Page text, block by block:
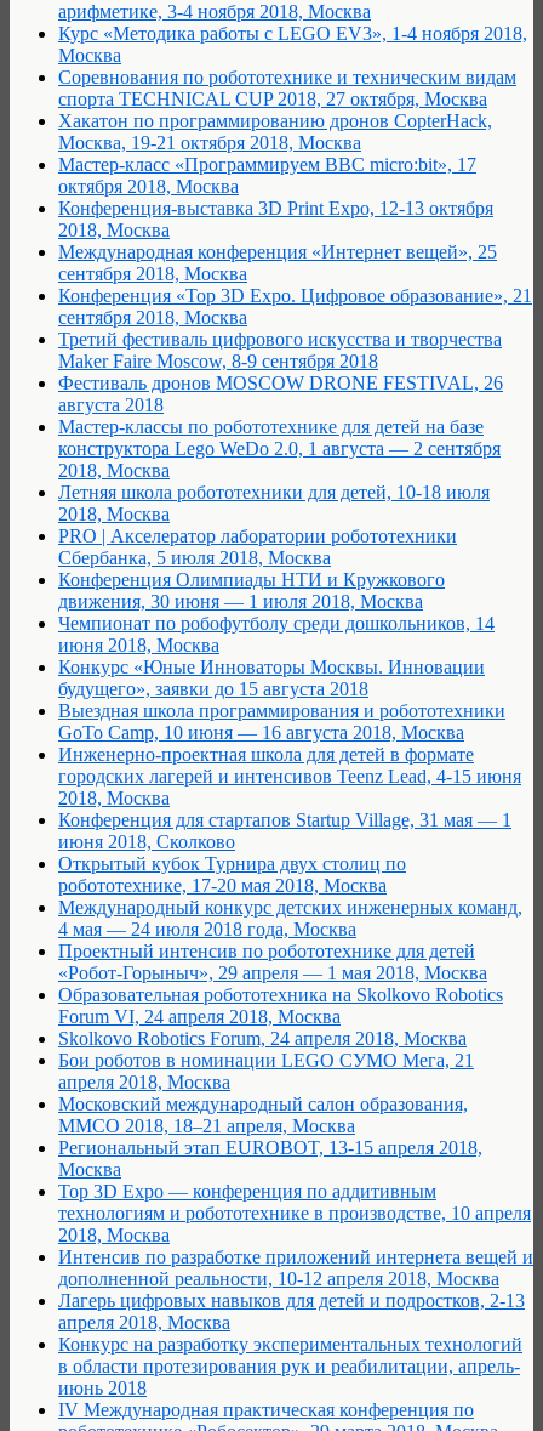
арифметике, 3-4 ноября 2018, Москва
Курс «Методика работы с LEGO EV3», 1-4 ноября 2018,
Москва
Соревнования по робототехнике и техническим видам
спорта TECHNICAL CUP 2018, 27 октября, Москва
Хакатон по программированию дронов CopterHack,
Москва, 19-21 октября 2018, Москва
Мастер-класс «Программируем BBC micro:bit», 17
октября 2018, Москва
Конференция-выставка 3D Print Expo, 12-13 октября
2018, Москва
Международная конференция «Интернет вещей», 25
сентября 2018, Москва
Конференция «Top 3D Expo. Цифровое образование», 21
сентября 2018, Москва
Третий фестиваль цифрового искусства и творчества
Maker Faire Moscow, 8-9 сентября 2018
Фестиваль дронов MOSCOW DRONE FESTIVAL, 26
августа 2018
Мастер-классы по робототехнике для детей на базе
конструктора Lego WeDo 2.0, 1 августа — 2 сентября
2018, Москва
Летняя школа робототехники для детей, 10-18 июля
2018, Москва
PRO | Акселератор лаборатории робототехники
Сбербанка, 5 июля 2018, Москва
Конференция Олимпиады НТИ и Кружкового
движения, 30 июня — 1 июля 2018, Москва
Чемпионат по робофутболу среди дошкольников, 14
июня 2018, Москва
Конкурс «Юные Инноваторы Москвы. Инновации
будущего», заявки до 15 августа 2018
Выездная школа программирования и робототехники
GoTo Camp, 10 июня — 16 августа 2018, Москва
Инженерно-проектная школа для детей в формате
городских лагерей и интенсивов Teenz Lead, 4-15 июня
2018, Москва
Конференция для стартапов Startup Village, 31 мая — 1
июня 2018, Сколково
Открытый кубок Турнира двух столиц по
робототехнике, 17-20 мая 2018, Москва
Международный конкурс детских инженерных команд,
4 мая — 24 июля 2018 года, Москва
Проектный интенсив по робототехнике для детей
«Робот-Горыныч», 29 апреля — 1 мая 2018, Москва
Образовательная робототехника на Skolkovo Robotics
Forum VI, 24 апреля 2018, Москва
Skolkovo Robotics Forum, 24 апреля 2018, Москва
Бои роботов в номинации LEGO СУМО Мега, 21
апреля 2018, Москва
Московский международный салон образования,
ММСО 2018, 18–21 апреля, Москва
Региональный этап EUROBOT, 13-15 апреля 2018,
Москва
Top 3D Expo — конференция по аддитивным
технологиям и робототехнике в производстве, 10 апреля
2018, Москва
Интенсив по разработке приложений интернета вещей и
дополненной реальности, 10-12 апреля 2018, Москва
Лагерь цифровых навыков для детей и подростков, 2-13
апреля 2018, Москва
Конкурс на разработку экспериментальных технологий
в области протезирования рук и реабилитации, апрель-
июнь 2018
IV Международная практическая конференция по